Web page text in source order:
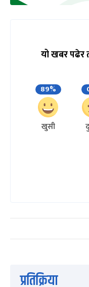
यो खबर पढेर
89%
खुसी
प्रतिक्रिया